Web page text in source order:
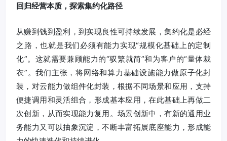
回归经营本质，探索集约化路径
从赚到钱到盈利，到实现良性可持续发展，集约化是必经
之路，也就是我们必须有能力实现“规模化基础上的定制
化”。这就需要兼顾能力的“驭繁就简”和为客户的“量体裁
衣”。我们主张，将网络和算力基础设施能力做原子化封
装，对云能力做组件化封装，根据不同场景和应用，支持
便捷调用和灵活组合，形成基本应用，在此基础上再做二
次创新，从而实现能力复用。场景创新中，有新的通用业
务能力又可以抽象沉淀，不断丰富拓展底座能力，形成能